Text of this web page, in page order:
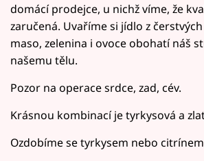
domácí prodejce, u nichž víme, že
zaručená. Uvaříme si jídlo z
maso, zelenina i ovoce obohatí náš
našemu tělu.
Pozor na operace srdce, zad, cév.
Krásnou kombinací je tyrkysová a
Ozdobíme se tyrkysem nebo